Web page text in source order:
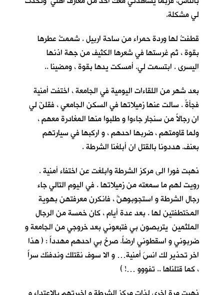
لي مشكلة.
قطفتُ لها وردة حمراء من ساحة اربيل . شممتُ عطرها
بقوة ، ثم غرستها في شعرها الكثيف من جهة اذنها
اليسرى . ابتسمت لي. أمسكت يدها بقوة ، ومضينا ..
بعد شهر من اللقاءات اليومية في الجامعة ، اختفت أمنية
فجأةً . سالت عنها زميلاتها في السكن الجامعي ، فقلنَ لي
ان رجالاً من سنجار جاءوا و طلبوا منها المغادرة معهم ،
ولما قاومتهم ، ضربها احدهم ، و اركبها في سيارتهم
بعنف. هددونا بالقتل ان أبلغنا الشرطة .
ذهبت فورا الى مركز الشرطة وابلغت عن اختفاء أمنية .
رويت لهم ما سمعته من زميلاتها . في اليوم التالي جاء
رجال الشرطة و استجوبوهنَّ ، فانكرن معرفتهن بهوية
المختطفتين لها . بعد عدة أيام ، كان خمسة من الرجال
الملثمين يتربصون بي فتبعوني بعد خروجي من الجامعة و
ضربوني و اسقطوني ارضاً. صرخ بي احدهم مهدداً : ( هذا
اخر تحذير لك انسَ أمنية… و الا سوف نقتلك وندفنك سراً
، كما قتلناها .. تفووو …! )